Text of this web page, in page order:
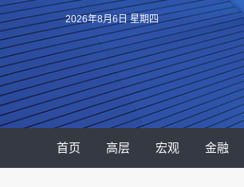
2026年8月6日 星期四
首页 高层 宏观 金融